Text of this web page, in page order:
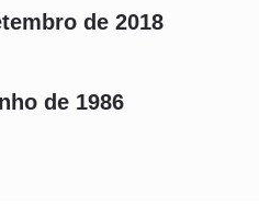
de 2018
de 1986